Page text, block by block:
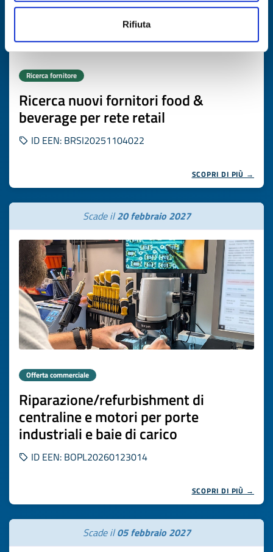
Rifiuta
Ricerca fornitore
Ricerca nuovi fornitori food &
beverage per rete retail
ID EEN: BRSI20251104022
SCOPRI DI PIÙ →
Scade il20 febbraio 2027
Offerta commerciale
Riparazione/refurbishment di
centraline e motori per porte
industriali e baie di carico
ID EEN: BOPL20260123014
SCOPRI DI PIÙ →
Scade il05 febbraio 2027